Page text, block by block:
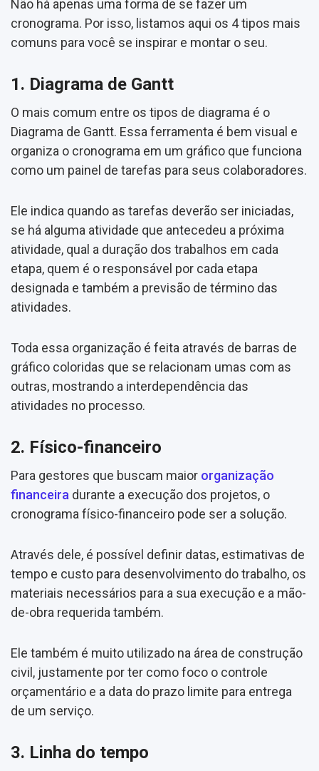
Não há apenas uma forma de se fazer um
cronograma. Por isso, listamos aqui os 4 tipos mais
comuns para você se inspirar e montar o seu.
1. Diagrama de Gantt
O mais comum entre os tipos de diagrama é o
Diagrama de Gantt. Essa ferramenta é bem visual e
organiza o cronograma em um gráfico que funciona
como um painel de tarefas para seus colaboradores.
Ele indica quando as tarefas deverão ser iniciadas,
se há alguma atividade que antecedeu a próxima
atividade, qual a duração dos trabalhos em cada
etapa, quem é o responsável por cada etapa
designada e também a previsão de término das
atividades.
Toda essa organização é feita através de barras de
gráfico coloridas que se relacionam umas com as
outras, mostrando a interdependência das
atividades no processo.
2. Físico-financeiro
Para gestores que buscam maior organização
financeira durante a execução dos projetos, o
cronograma físico-financeiro pode ser a solução.
Através dele, é possível definir datas, estimativas de
tempo e custo para desenvolvimento do trabalho, os
materiais necessários para a sua execução e a mão-
de-obra requerida também.
Ele também é muito utilizado na área de construção
civil, justamente por ter como foco o controle
orçamentário e a data do prazo limite para entrega
de um serviço.
3. Linha do tempo